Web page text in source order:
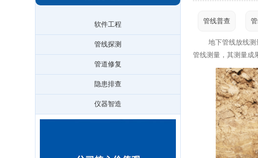
软件工程
管线探测
管道修复
隐患排查
仪器智造
管线普查
地下管线放线测量
管线测量，其测量成